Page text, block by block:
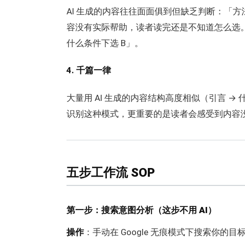
AI 生成的内容往往面面俱到但缺乏判断：「
容没有实际帮助，读者读完还是不知道怎么
什么条件下选 B」。
4. 千篇一律
大量用 AI 生成的内容结构高度相似（引言 →
识别这种模式，更重要的是读者会感受到内容
五步工作流 SOP
第一步：搜索意图分析（这步不用 AI）
操作：手动在 Google 无痕模式下搜索你的目